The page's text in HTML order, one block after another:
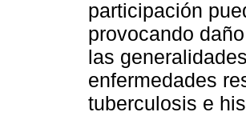
participación
provocando
las
enfermedades
tuberculosis e